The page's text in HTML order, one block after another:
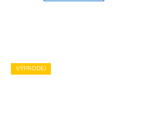
VÝPRODEJ